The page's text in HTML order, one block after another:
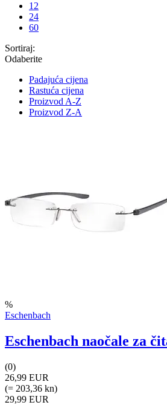
12
24
60
Sortiraj:
Odaberite
Padajuća cijena
Rastuća cijena
Proizvod A-Z
Proizvod Z-A
%
Eschenbach
Eschenbach naočale za
(0)
26,99 EUR
(= 203,36 kn)
29,99 EUR